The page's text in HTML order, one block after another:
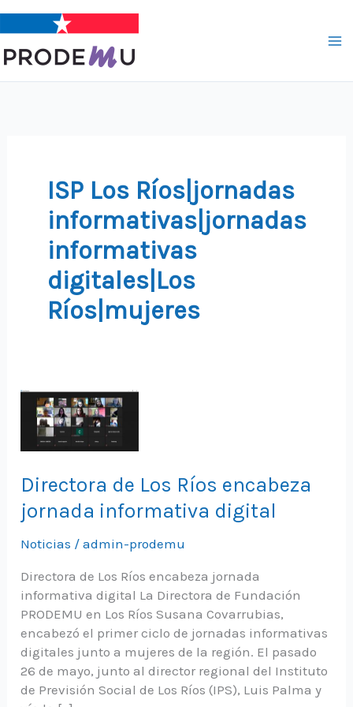
contenido
ISP Los Ríos|jornadas
informativas|jornadas
informativas
digitales|Los
Ríos|mujeres
Directora de Los Ríos encabeza
jornada informativa digital
Noticias /admin-prodemu
Directora de Los Ríos encabeza jornada
informativa digital La Directora de Fundación
PRODEMU en Los Ríos Susana Covarrubias,
encabezó el primer ciclo de jornadas informativas
digitales junto a mujeres de la región. El pasado
26 de mayo, junto al director regional del Instituto
de Previsión Social de Los Ríos (IPS), Luis Palma y